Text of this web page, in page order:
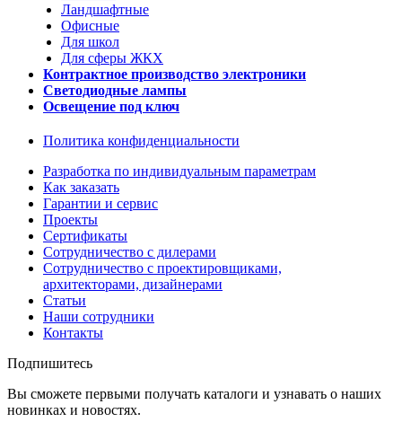
Ландшафтные
Офисные
Для школ
Для сферы ЖКХ
Контрактное производство электроники
Светодиодные лампы
Освещение под ключ
Политика конфиденциальности
Разработка по индивидуальным параметрам
Как заказать
Гарантии и сервис
Проекты
Сертификаты
Сотрудничество с дилерами
Сотрудничество с проектировщиками,
архитекторами, дизайнерами
Статьи
Наши сотрудники
Контакты
Подпишитесь
Вы сможете первыми получать каталоги и узнавать о наших
новинках и новостях.